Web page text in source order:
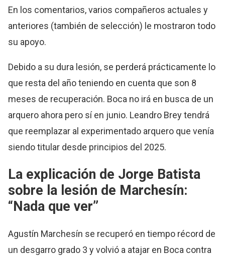
En los comentarios, varios compañeros actuales y
anteriores (también de selección) le mostraron todo
su apoyo.
Debido a su dura lesión, se perderá prácticamente lo
que resta del año teniendo en cuenta que son 8
meses de recuperación. Boca no irá en busca de un
arquero ahora pero sí en junio. Leandro Brey tendrá
que reemplazar al experimentado arquero que venía
siendo titular desde principios del 2025.
La explicación de Jorge Batista
sobre la lesión de Marchesín:
“Nada que ver”
Agustín Marchesín se recuperó en tiempo récord de
un desgarro grado 3 y volvió a atajar en Boca contra